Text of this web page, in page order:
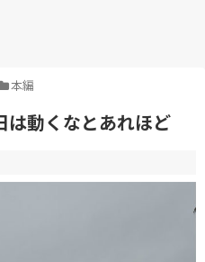
本編
動くなとあれほど